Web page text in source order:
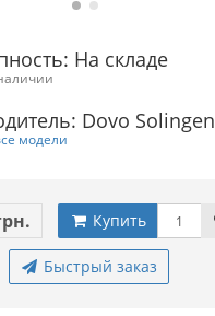
На складе
Dovo Solingen
модели
Купить
Быстрый заказ